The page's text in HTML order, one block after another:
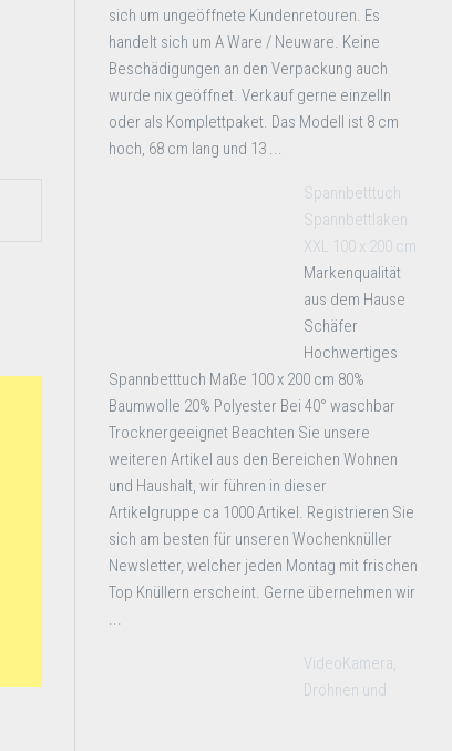
sich um ungeöffnete Kundenretouren. Es
handelt sich um A Ware / Neuware. Keine
Beschädigungen an den Verpackung auch
wurde nix geöffnet. Verkauf gerne einzelln
oder als Komplettpaket. Das Modell ist 8 cm
hoch, 68 cm lang und 13 ...
Spannbetttuch
Spannbettlaken
XXL 100 x 200 cm
Markenqualität
aus dem Hause
Schäfer
Hochwertiges
Spannbetttuch Maße 100 x 200 cm 80%
Baumwolle 20% Polyester Bei 40° waschbar
Trocknergeeignet Beachten Sie unsere
weiteren Artikel aus den Bereichen Wohnen
und Haushalt, wir führen in dieser
Artikelgruppe ca 1000 Artikel. Registrieren Sie
sich am besten für unseren Wochenknüller
Newsletter, welcher jeden Montag mit frischen
Top Knüllern erscheint. Gerne übernehmen wir
...
VideoKamera,
Drohnen und